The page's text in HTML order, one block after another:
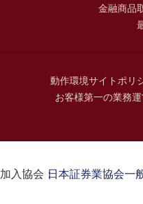
金融商品
動作環境サイトポリ
お客様第一の業務
加入協会：日本証券業協会一